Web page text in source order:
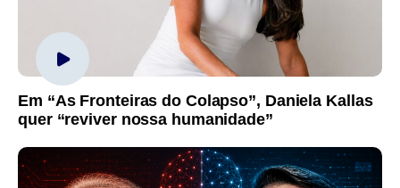
Em “As Fronteiras do Colapso”, Daniela Kallas
quer “reviver nossa humanidade”